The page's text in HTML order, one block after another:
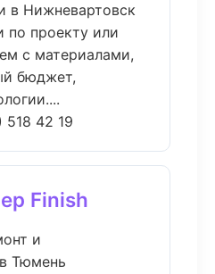
в Нижневартовск
по проекту или
с материалами,
бюджет,
518 42 19
Finish
и
Тюмень